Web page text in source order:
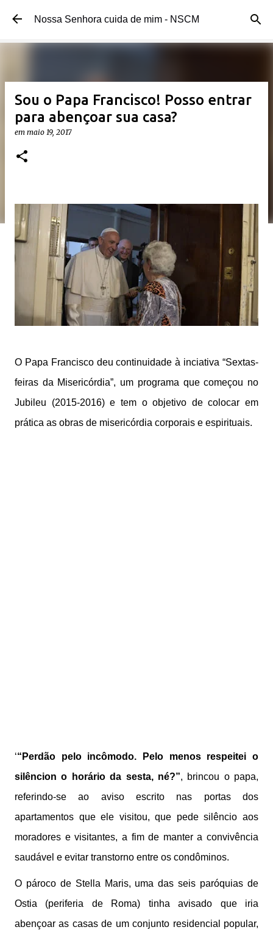
Pular para o conteúdo principal
Nossa Senhora cuida de mim - NSCM
Sou o Papa Francisco! Posso entrar
para abençoar sua casa?
em maio 19, 2017
O Papa Francisco deu continuidade à inciativa “Sextas-
feiras da Misericórdia”, um programa que começou no
Jubileu (2015-2016) e tem o objetivo de colocar em
prática as obras de misericórdia corporais e espirituais.
‘“Perdão pelo incômodo. Pelo menos respeitei o
silêncion o horário da sesta, né?”, brincou o papa,
referindo-se ao aviso escrito nas portas dos
apartamentos que ele visitou, que pede silêncio aos
moradores e visitantes, a fim de manter a convivência
saudável e evitar transtorno entre os condôminos.
O pároco de Stella Maris, uma das seis paróquias de
Ostia (periferia de Roma) tinha avisado que iria
abençoar as casas de um conjunto residencial popular,